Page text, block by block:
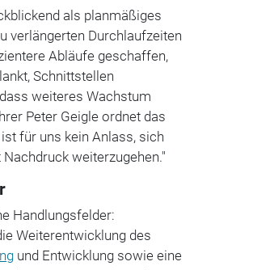
als planmäßiges
verlängerten Durchlaufzeiten
Abläufe geschaffen,
Schnittstellen
weiteres Wachstum
Peter Geigle ordnet das
für uns kein Anlass, sich
weiterzugehen."
Handlungsfelder:
Weiterentwicklung des
und Entwicklung sowie eine